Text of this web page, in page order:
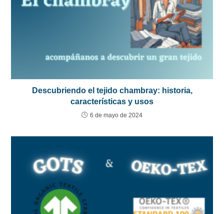
Descubriendo el tejido chambray: historia,
características y usos
6 de mayo de 2024